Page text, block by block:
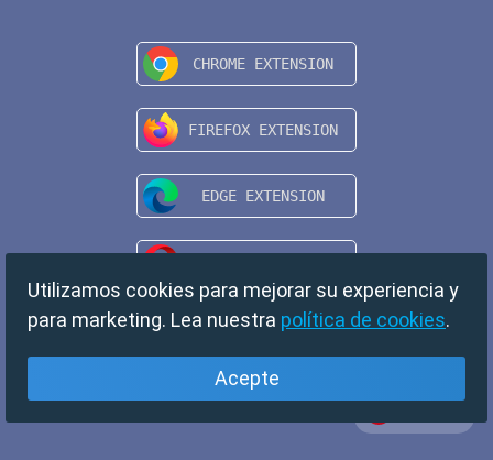
Utilizamos cookies para mejorar su experiencia y
para marketing. Lea nuestra política de cookies.
Acepte